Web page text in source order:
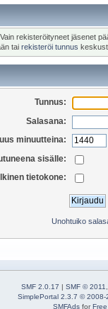
Vain rekisteröityneet jäsenet
tai rekisteröi tunnus
Tunnus:
Salasana:
minuutteina:
sisälle:
tietokone:
Unohtuiko
SMF 2.0.17 | SMF © 2011
SimplePortal 2.3.7 © 2008-
SMFAdsfor